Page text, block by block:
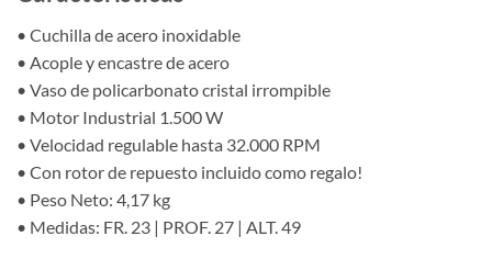
• Cuchilla de acero inoxidable
• Acople y encastre de acero
• Vaso de policarbonato cristal irrompible
• Motor Industrial 1.500 W
• Velocidad regulable hasta 32.000 RPM
• Con rotor de repuesto incluido como regalo!
• Peso Neto: 4,17 kg
• Medidas: FR. 23 | PROF. 27 | ALT. 49